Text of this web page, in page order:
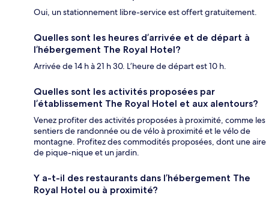
Oui, un stationnement libre-service est offert gratuitement.
Quelles sont les heures d’arrivée et de départ à
l’hébergement The Royal Hotel?
Arrivée de 14 h à 21 h 30. L’heure de départ est 10 h.
Quelles sont les activités proposées par
l’établissement The Royal Hotel et aux alentours?
Venez profiter des activités proposées à proximité, comme les
sentiers de randonnée ou de vélo à proximité et le vélo de
montagne. Profitez des commodités proposées, dont une aire
de pique-nique et un jardin.
Y a-t-il des restaurants dans l’hébergement The
Royal Hotel ou à proximité?